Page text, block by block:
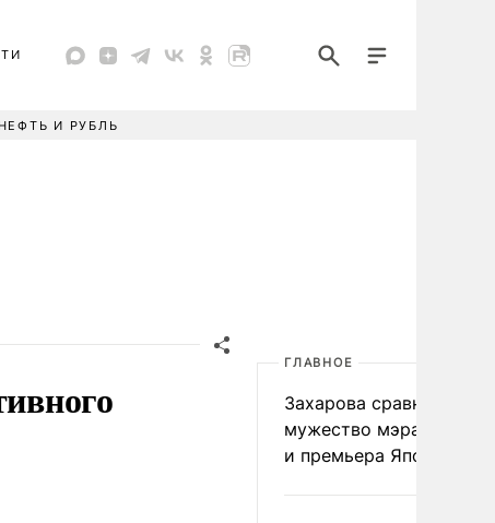
НЕФТЬ И РУБЛЬ
ГЛАВНОЕ
Захарова сравнила
мужество мэра
и премьера Японии